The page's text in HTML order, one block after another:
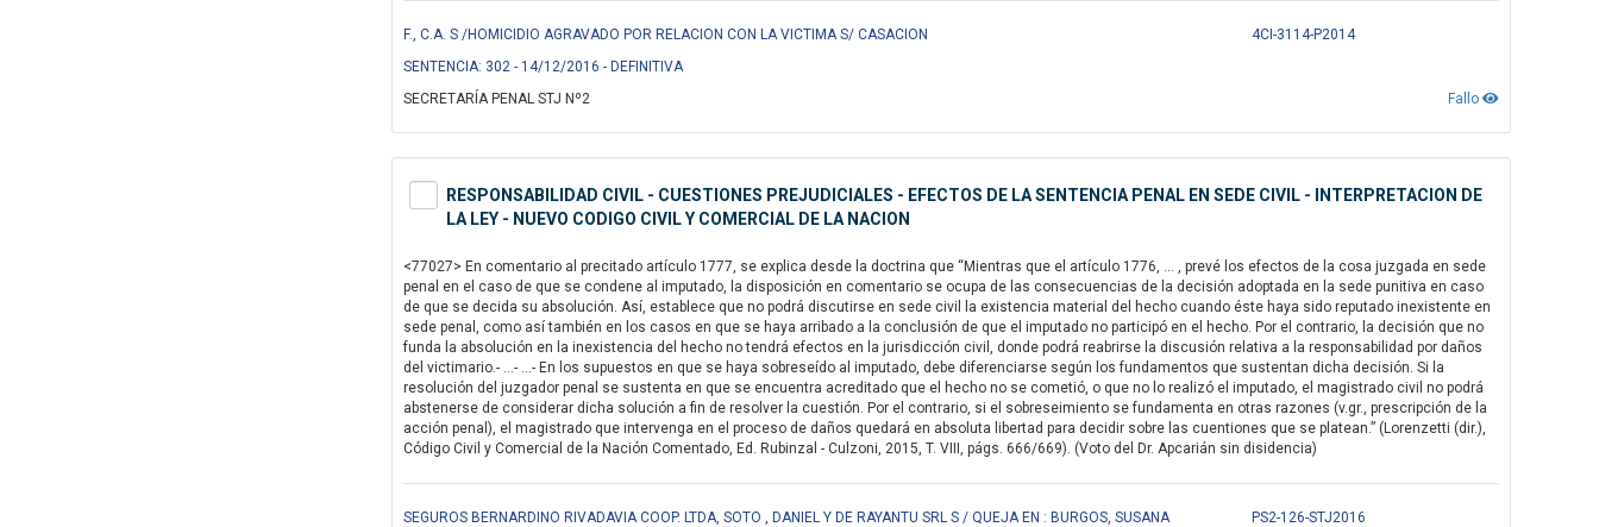
F., C.A. S /HOMICIDIO AGRAVADO POR RELACION CON LA VICTIMA S/ CASACION
4CI-3114-P2014
SENTENCIA: 302 - 14/12/2016 - DEFINITIVA
Fallo
SECRETARÍA PENAL STJ Nº2
RESPONSABILIDAD CIVIL - CUESTIONES PREJUDICIALES - EFECTOS DE LA SENTENCIA PENAL EN SEDE CIVIL - INTERPRETACION DE
LA LEY - NUEVO CODIGO CIVIL Y COMERCIAL DE LA NACION
<77027> En comentario al precitado artículo 1777, se explica desde la doctrina que “Mientras que el artículo 1776, … , prevé los efectos de la cosa juzgada en sede
penal en el caso de que se condene al imputado, la disposición en comentario se ocupa de las consecuencias de la decisión adoptada en la sede punitiva en caso
de que se decida su absolución. Así, establece que no podrá discutirse en sede civil la existencia material del hecho cuando éste haya sido reputado inexistente en
sede penal, como así también en los casos en que se haya arribado a la conclusión de que el imputado no participó en el hecho. Por el contrario, la decisión que no
funda la absolución en la inexistencia del hecho no tendrá efectos en la jurisdicción civil, donde podrá reabrirse la discusión relativa a la responsabilidad por daños
del victimario.- ...- ...- En los supuestos en que se haya sobreseído al imputado, debe diferenciarse según los fundamentos que sustentan dicha decisión. Si la
resolución del juzgador penal se sustenta en que se encuentra acreditado que el hecho no se cometió, o que no lo realizó el imputado, el magistrado civil no podrá
abstenerse de considerar dicha solución a fin de resolver la cuestión. Por el contrario, si el sobreseimiento se fundamenta en otras razones (v.gr., prescripción de la
acción penal), el magistrado que intervenga en el proceso de daños quedará en absoluta libertad para decidir sobre las cuentiones que se platean.” (Lorenzetti (dir.),
Código Civil y Comercial de la Nación Comentado, Ed. Rubinzal - Culzoni, 2015, T. VIII, págs. 666/669). (Voto del Dr. Apcarián sin disidencia)
SEGUROS BERNARDINO RIVADAVIA COOP. LTDA, SOTO , DANIEL Y DE RAYANTU SRL S / QUEJA EN : BURGOS, SUSANA
PS2-126-STJ2016